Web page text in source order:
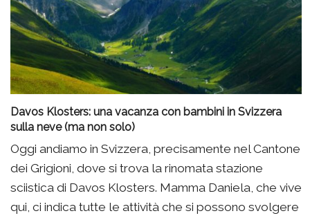
Davos Klosters: una vacanza con bambini in Svizzera
sulla neve (ma non solo)
Oggi andiamo in Svizzera, precisamente nel Cantone
dei Grigioni, dove si trova la rinomata stazione
sciistica di Davos Klosters. Mamma Daniela, che vive
qui, ci indica tutte le attività che si possono svolgere